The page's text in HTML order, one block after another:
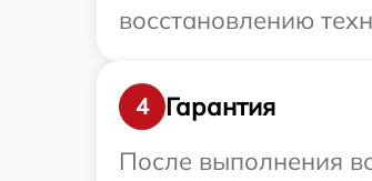
восстановлению
4
Гарантия
После выполнения